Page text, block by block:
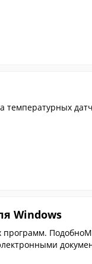
температурных
Windows